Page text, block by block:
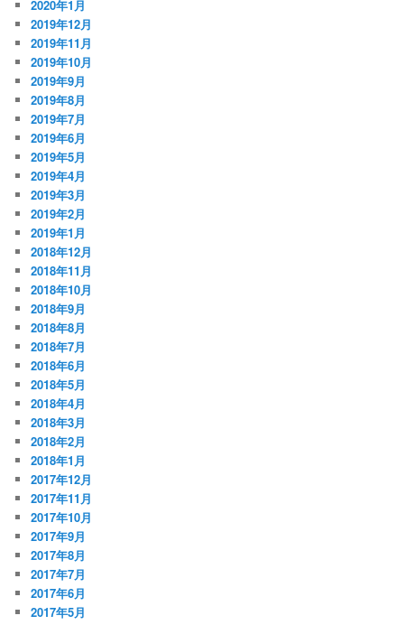
2020年1月
2019年12月
2019年11月
2019年10月
2019年9月
2019年8月
2019年7月
2019年6月
2019年5月
2019年4月
2019年3月
2019年2月
2019年1月
2018年12月
2018年11月
2018年10月
2018年9月
2018年8月
2018年7月
2018年6月
2018年5月
2018年4月
2018年3月
2018年2月
2018年1月
2017年12月
2017年11月
2017年10月
2017年9月
2017年8月
2017年7月
2017年6月
2017年5月